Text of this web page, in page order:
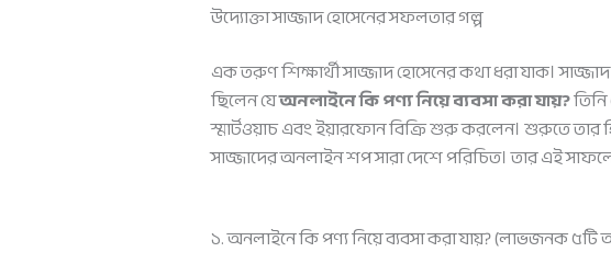
উদ্যোক্তা সাজ্জাদ হোসেনের সফলতার গল্প
এক তরুণ শিক্ষার্থী সাজ্জাদ হোসেনের কথা ধরা যাক।
ছিলেন যেঅনলাইনে কি পণ্য নিয়ে ব্যবসা করা যায়?
স্মার্টওয়াচ এবং ইয়ারফোন বিক্রি শুরু করলেন। শুরুতে তার
সাজ্জাদের অনলাইন শপ সারা দেশে পরিচিত। তার এই
১. অনলাইনে কি পণ্য নিয়ে ব্যবসা করা যায়? (লাভজনক